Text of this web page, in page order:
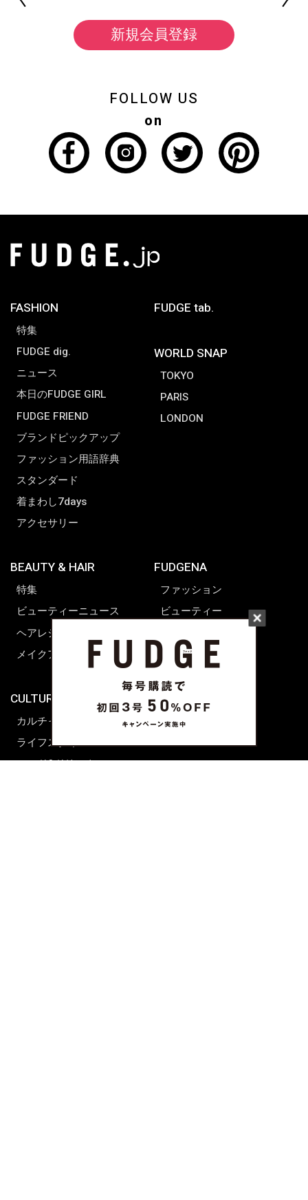
新規会員登録
FOLLOW US
on
FASHION
特集
FUDGE dig.
ニュース
本日のFUDGE GIRL
FUDGE FRIEND
ブランドピックアップ
ファッション用語辞典
スタンダード
着まわし7days
アクセサリー
FUDGE tab.
WORLD SNAP
TOKYO
PARIS
LONDON
BEAUTY & HAIR
特集
ビューティーニュース
ヘアレシピ ストーリーズ
メイクアップティップス
CULTURE & LIFE
カルチャー
ライフスタイル
フード&ドリンク
FUDGENA
ファッション
ビューティー
ライフスタイル